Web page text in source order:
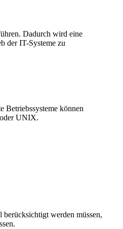
Dadurch wird eine
der IT-Systeme zu
Betriebssysteme können
oder UNIX.
werden müssen,